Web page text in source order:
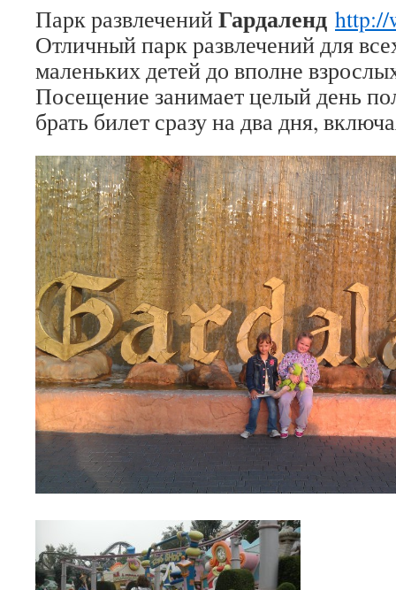
Парк развлеченийГардаленд http://
Отличный парк развлечений для
маленьких детей до вполне
Посещение занимает целый день
брать билет сразу на два дня,